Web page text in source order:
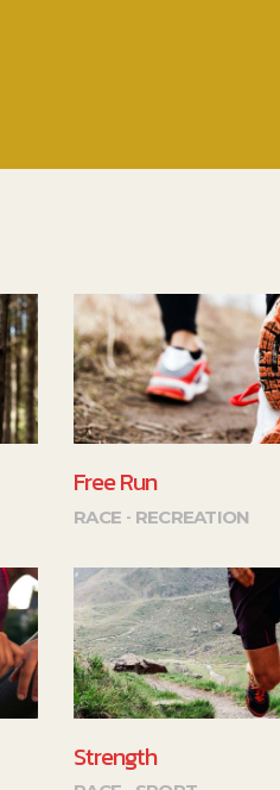
Free Run
RACE RECREATION
Strength